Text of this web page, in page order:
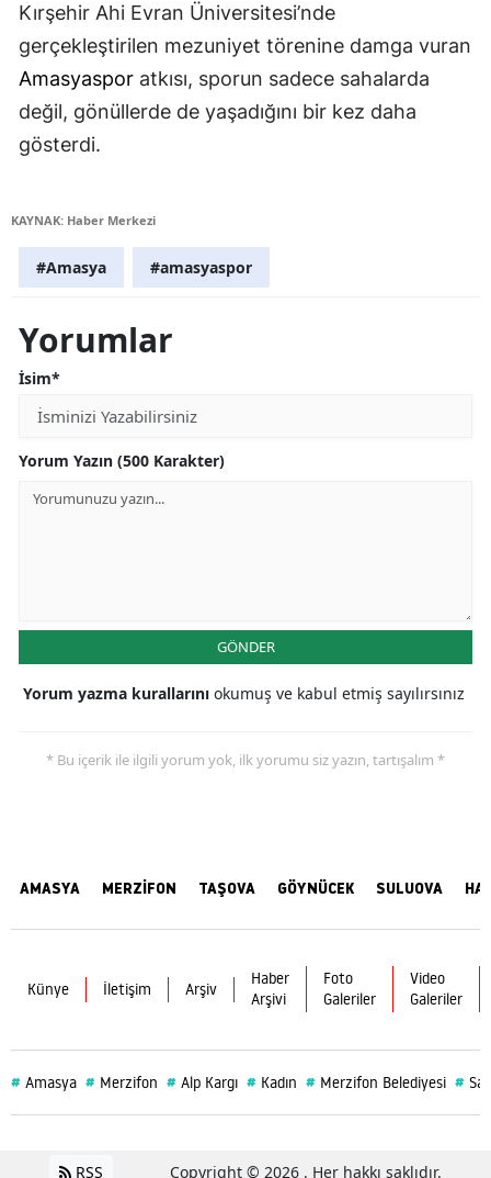
Kırşehir Ahi Evran Üniversitesi’nde
gerçekleştirilen mezuniyet törenine damga vuran
Amasyaspor atkısı, sporun sadece sahalarda
değil, gönüllerde de yaşadığını bir kez daha
gösterdi.
KAYNAK: Haber Merkezi
#Amasya #amasyaspor
Yorumlar
İsim*
Yorum Yazın (500 Karakter)
GÖNDER
Yorum yazma kurallarını okumuş ve kabul etmiş sayılırsınız
* Bu içerik ile ilgili yorum yok, ilk yorumu siz yazın, tartışalım *
AMASYA MERZİFON TAŞOVA GÖYNÜCEK SULUOVA
Künye İletişim Arşiv
Haber
Arşivi
Foto
Galeriler
Video
Galeriler
# Amasya # Merzifon # Alp Kargı # Kadın # Merzifon Belediyesi #
RSS Copyright © 2026 . Her hakkı saklıdır.